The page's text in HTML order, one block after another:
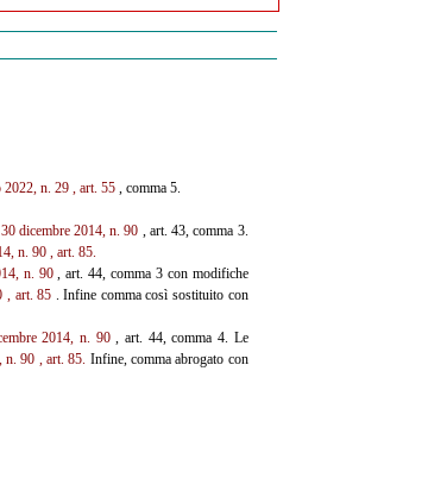
2022, n. 29 , art. 55, comma 5.
dicembre 2014, n. 90 , art. 43, comma 3.
n. 90 , art. 85.
n. 90, art. 44, comma 3 con modifiche
, art. 85 . Infine comma così sostituito con
2014, n. 90, art. 44, comma 4. Le
n. 90 , art. 85. Infine, comma abrogato con